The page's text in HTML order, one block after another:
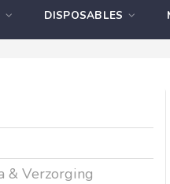
DISPOSABLES
& Verzorging